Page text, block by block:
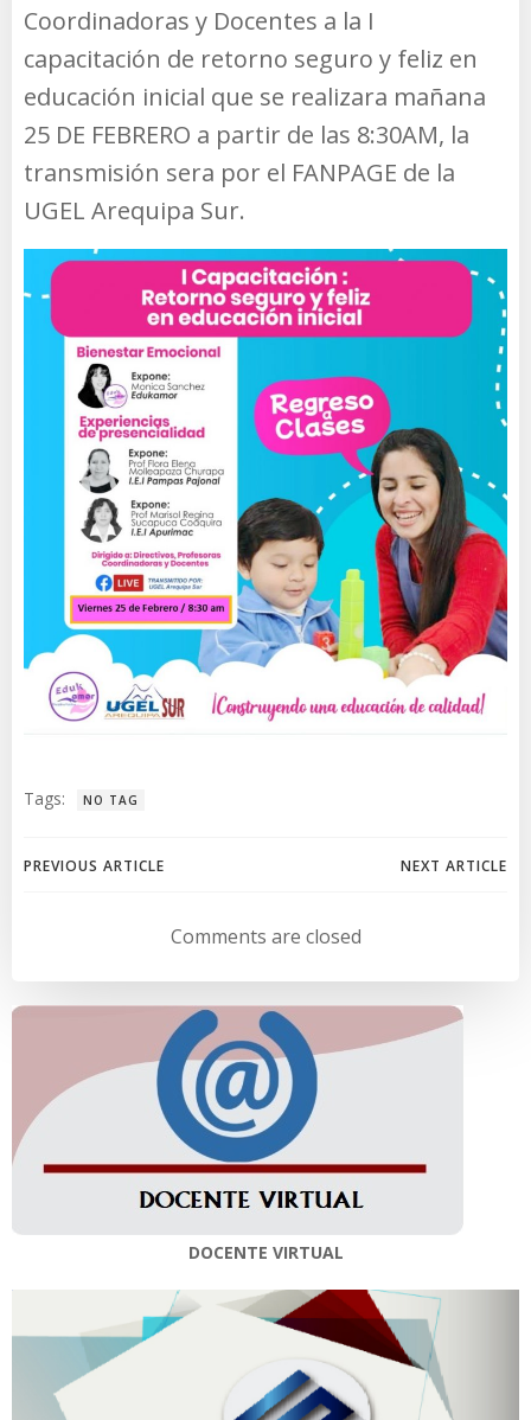
Coordinadoras y Docentes a la I
capacitación de retorno seguro y feliz en
educación inicial que se realizara mañana
25 DE FEBRERO a partir de las 8:30AM, la
transmisión sera por el FANPAGE de la
UGEL Arequipa Sur.
Tags: NO TAG
Navegación
entradas
PREVIOUS ARTICLE
Navegación
de
entradas
NEXT ARTICLE
Comments are closed
DOCENTE VIRTUAL